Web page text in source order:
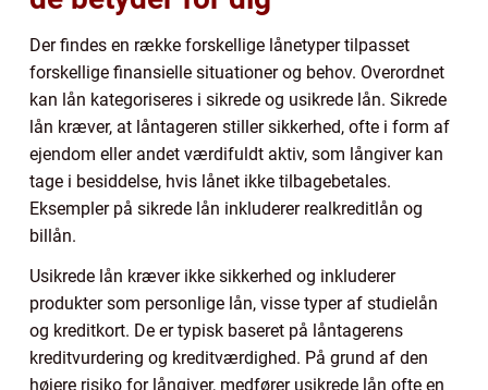
Der findes en række forskellige lånetyper tilpasset
forskellige finansielle situationer og behov. Overordnet
kan lån kategoriseres i sikrede og usikrede lån. Sikrede
lån kræver, at låntageren stiller sikkerhed, ofte i form af
ejendom eller andet værdifuldt aktiv, som långiver kan
tage i besiddelse, hvis lånet ikke tilbagebetales.
Eksempler på sikrede lån inkluderer realkreditlån og
billån.
Usikrede lån kræver ikke sikkerhed og inkluderer
produkter som personlige lån, visse typer af studielån
og kreditkort. De er typisk baseret på låntagerens
kreditvurdering og kreditværdighed. På grund af den
højere risiko for långiver, medfører usikrede lån ofte en